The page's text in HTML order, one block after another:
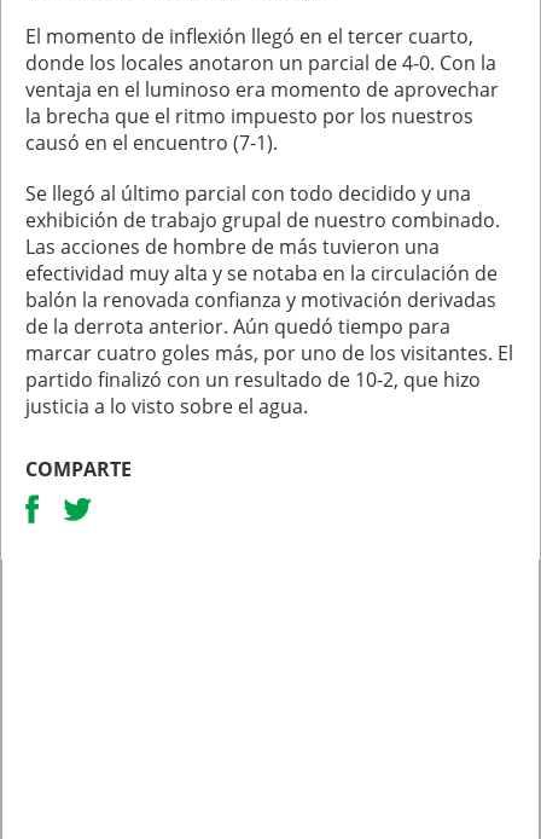
El momento de inflexión llegó en el tercer cuarto,
donde los locales anotaron un parcial de 4-0. Con la
ventaja en el luminoso era momento de aprovechar
la brecha que el ritmo impuesto por los nuestros
causó en el encuentro (7-1).
Se llegó al último parcial con todo decidido y una
exhibición de trabajo grupal de nuestro combinado.
Las acciones de hombre de más tuvieron una
efectividad muy alta y se notaba en la circulación de
balón la renovada confianza y motivación derivadas
de la derrota anterior. Aún quedó tiempo para
marcar cuatro goles más, por uno de los visitantes. El
partido finalizó con un resultado de 10-2, que hizo
justicia a lo visto sobre el agua.
COMPARTE